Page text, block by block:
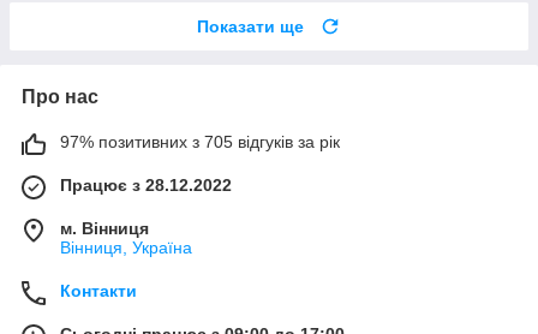
Показати ще
Про нас
97% позитивних з 705 відгуків за рік
Працює з 28.12.2022
м. Вінниця
Вінниця, Україна
Контакти